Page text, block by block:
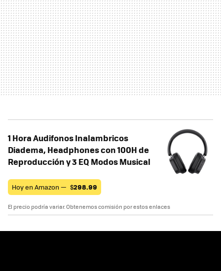
1 Hora Audifonos Inalambricos
Diadema, Headphones con 100H de
Reproducción y 3 EQ Modos Musical
Hoy en Amazon — $298.99
El precio podría variar. Obtenemos comisión por estos enlaces